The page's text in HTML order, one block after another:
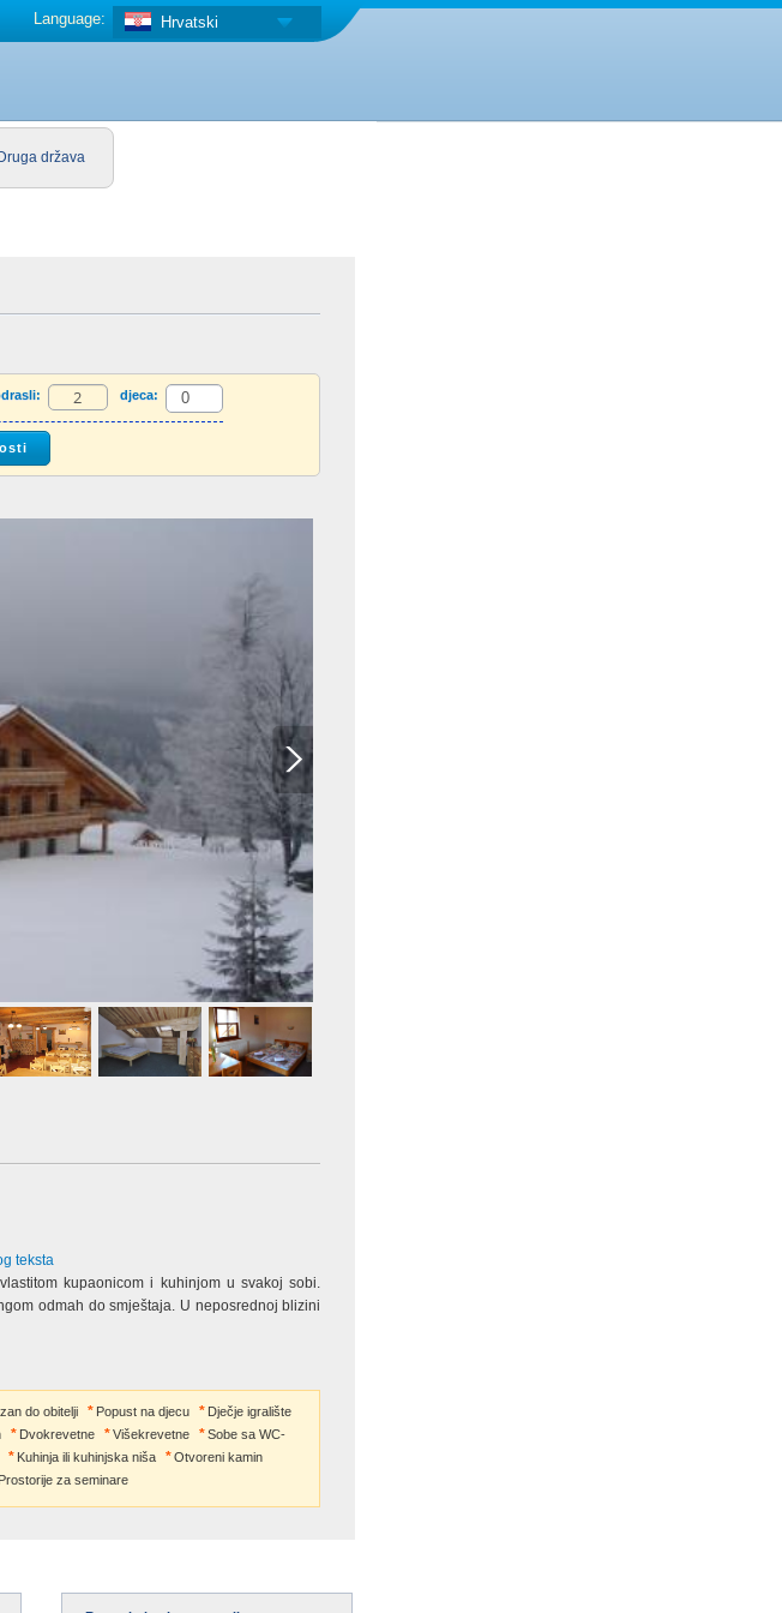
Hrvatski
Language:
Druga država
djeca:
teksta
kupaonicom i kuhinjom u svakoj sobi.
odmah do smještaja. U neposrednoj blizini
do obitelji Popust na djecu
Dječje igralište
Dvokrevetne Višekrevetne
Sobe sa WC-
Kuhinja ili kuhinjska niša
Otvoreni kamin
Prostorije za seminare